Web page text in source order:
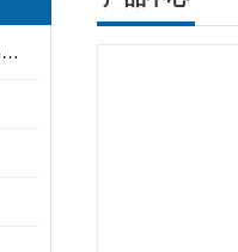
泰勒霍普森TAYLOR HOBSON粗糙度仪